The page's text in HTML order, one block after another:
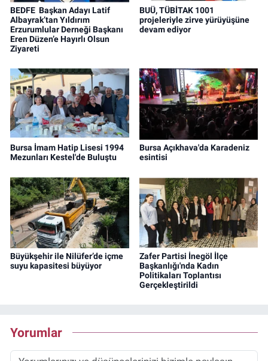
BEDFE Başkan Adayı Latif
Albayrak’tan Yıldırım
Erzurumlular Derneği Başkanı
Eren Düzen’e Hayırlı Olsun
Ziyareti
BUÜ, TÜBİTAK 1001
projeleriyle zirve yürüyüşüne
devam ediyor
Bursa İmam Hatip Lisesi 1994
Mezunları Kestel'de Buluştu
Bursa Açıkhava'da Karadeniz
esintisi
Büyükşehir ile Nilüfer’de içme
suyu kapasitesi büyüyor
Zafer Partisi İnegöl İlçe
Başkanlığı'nda Kadın
Politikaları Toplantısı
Gerçekleştirildi
Yorumlar